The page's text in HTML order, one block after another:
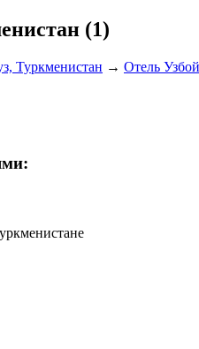
(1)
Туркменистан → Отель